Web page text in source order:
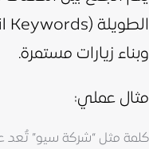
وبناء زيارات مستمرة.
مثال عملي:
كلمة مثل “شركة سيو” تُعد